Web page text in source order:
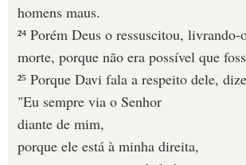
homens maus.
²⁴ Porém Deus o ressuscitou, livrando-
morte, porque não era possível que
²⁵ Porque Davi fala a respeito dele,
"Eu sempre via o Senhor
diante de mim,
porque ele está à minha direita,